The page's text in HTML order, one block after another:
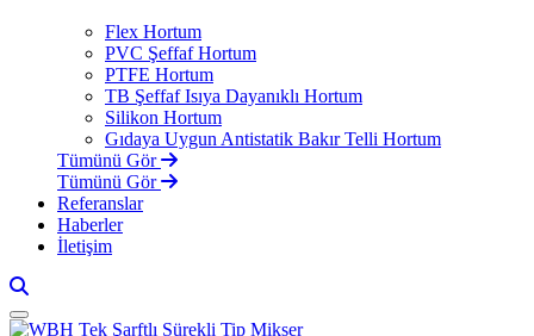
Flex Hortum
PVC Şeffaf Hortum
PTFE Hortum
TB Şeffaf Isıya Dayanıklı Hortum
Silikon Hortum
Gıdaya Uygun Antistatik Bakır Telli Hortum
Tümünü Gör
Tümünü Gör
Referanslar
Haberler
İletişim